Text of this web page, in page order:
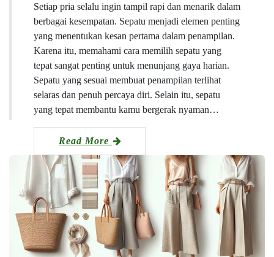
Setiap pria selalu ingin tampil rapi dan menarik dalam
berbagai kesempatan. Sepatu menjadi elemen penting
yang menentukan kesan pertama dalam penampilan.
Karena itu, memahami cara memilih sepatu yang
tepat sangat penting untuk menunjang gaya harian.
Sepatu yang sesuai membuat penampilan terlihat
selaras dan penuh percaya diri. Selain itu, sepatu
yang tepat membantu kamu bergerak nyaman…
Read More